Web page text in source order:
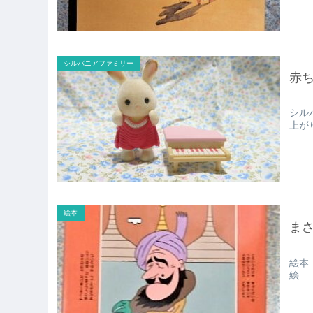
シルバニアファミリー
赤
シ
上
絵本
ま
絵
絵